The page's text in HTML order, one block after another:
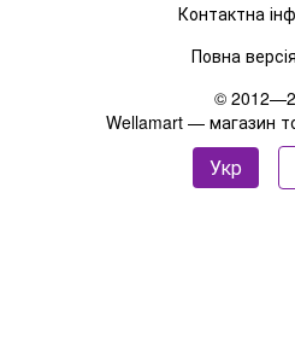
Контактна
Повна
©
Wellamart — магазин
Укр